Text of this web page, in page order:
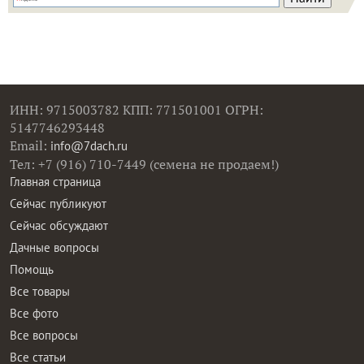
ИНН: 9715003782 КПП: 771501001 ОГРН:
5147746293448
Email: info@7dach.ru
Тел: +7 (916) 710-7449 (семена не продаем!)
Главная страница
Сейчас публикуют
Сейчас обсуждают
Дачные вопросы
Помощь
Все товары
Все фото
Все вопросы
Все статьи